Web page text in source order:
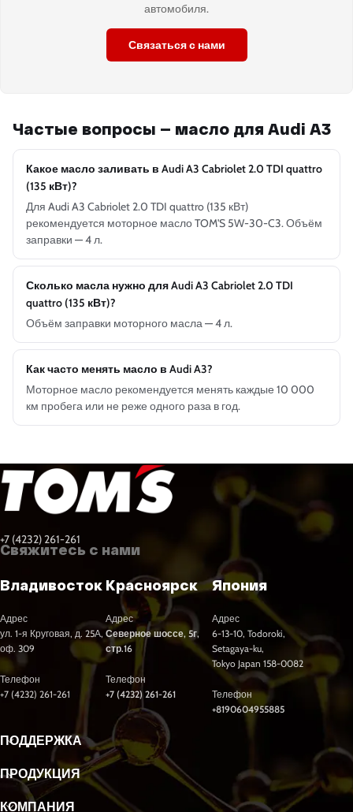
автомобиля.
Связаться с нами
Частые вопросы — масло для Audi A3
Какое масло заливать в Audi A3 Cabriolet 2.0 TDI quattro
(135 кВт)?
Для Audi A3 Cabriolet 2.0 TDI quattro (135 кВт)
рекомендуется моторное масло TOM'S 5W-30-C3. Объём
заправки — 4 л.
Сколько масла нужно для Audi A3 Cabriolet 2.0 TDI
quattro (135 кВт)?
Объём заправки моторного масла — 4 л.
Как часто менять масло в Audi A3?
Моторное масло рекомендуется менять каждые 10 000
км пробега или не реже одного раза в год.
+7 (4232) 261-261
Свяжитесь с нами
Владивосток
Адрес
ул. 1-я Круговая, д. 25А,
оф. 309
Телефон
+7 (4232) 261-261
Красноярск
Адрес
Северное шоссе, 5г,
стр.16
Телефон
+7 (4232) 261-261
Япония
Адрес
6-13-10, Todoroki,
Setagaya-ku,
Tokyo Japan 158-0082
Телефон
+8190604955885
ПОДДЕРЖКА
ПРОДУКЦИЯ
КОМПАНИЯ